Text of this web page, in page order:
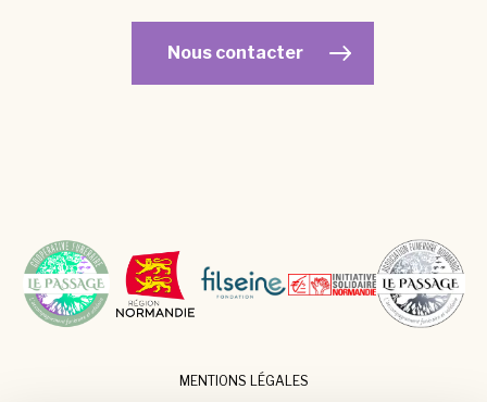
Nous contacter
MENTIONS LÉGALES